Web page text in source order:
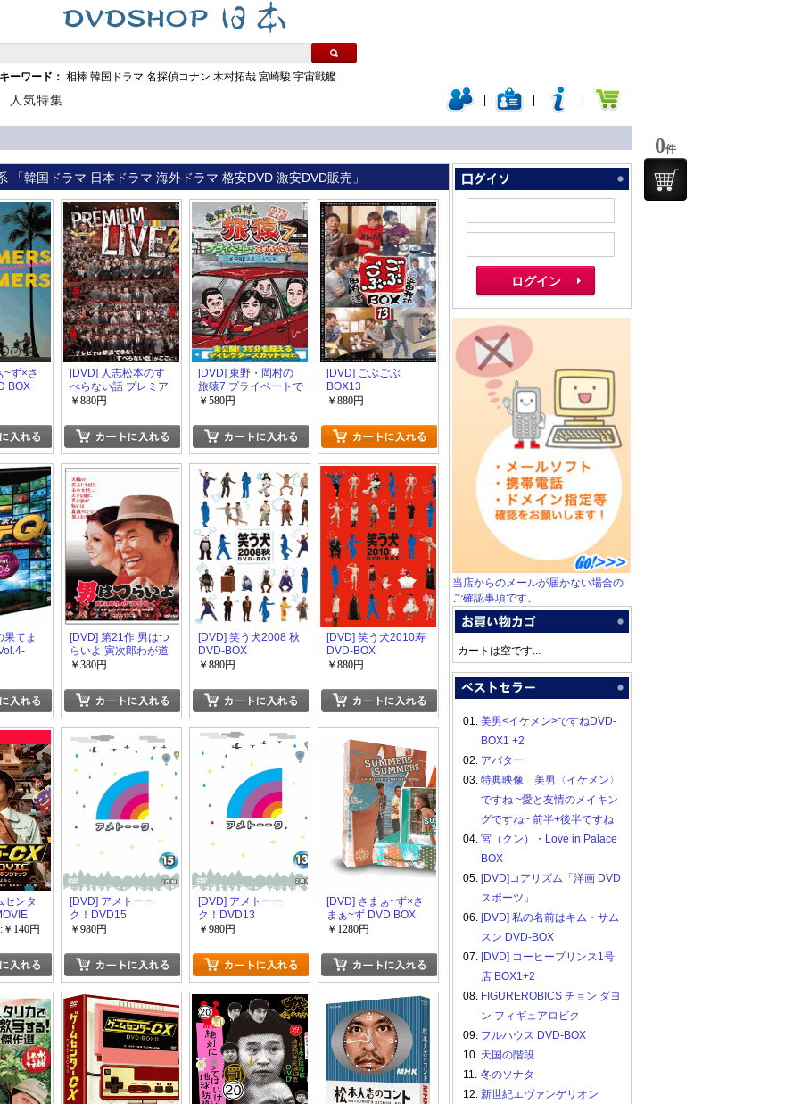
キーワード： 相棒 韓国ドラマ 名探偵コナン 木村拓哉 宮崎駿 宇宙戦艦
人気特集
「韓国ドラマ 日本ドラマ 海外ドラマ 格安DVD 激安DVD販売」
~ず×さ
BOX
典DISC]
[DVD] 人志松本のす
べらない話 プレミア
ムライブ 2
￥880円
[DVD] 東野・岡村の
旅猿7 プライベートで
ごめんなさい・・・
みちの旅 プレミアム
完全版
￥580円
[DVD] ごぶごぶ
BOX13
￥880円
果てま
[DVD] 第21作 男はつ
らいよ 寅次郎わが道
を行く HDリマスター
￥380円
[DVD] 笑う犬2008 秋
DVD-BOX
￥880円
[DVD] 笑う犬2010寿
DVD-BOX
￥880円
センタ
ボンジ
140円
[DVD] アメトーー
ク！DVD15
￥980円
[DVD] アメトーー
ク！DVD13
￥980円
[DVD] さまぁ~ず×さ
まぁ~ず DVD BOX
[Vol.24/25+特典DISC]
￥1280円
当店からのメールが届かない場合の
ご確認事項です。
カートは空です...
01. 美男<イケメン>ですねDVD-
BOX1 +2
02. アバター
03. 特典映像 美男〈イケメン〉
ですね ~愛と友情のメイキン
グですね~ 前半+後半ですね
04. 宮（クン）・Love in Palace
BOX
05. [DVD]コアリズム「洋画 DVD
スポーツ」
06. [DVD] 私の名前はキム・サム
スン DVD-BOX
07. [DVD] コーヒープリンス1号
店 BOX1+2
08. FIGUREROBICS チョン ダヨ
ン フィギュアロビク
09. フルハウス DVD-BOX
10. 天国の階段
11. 冬のソナタ
12. 新世紀エヴァンゲリオン
0件